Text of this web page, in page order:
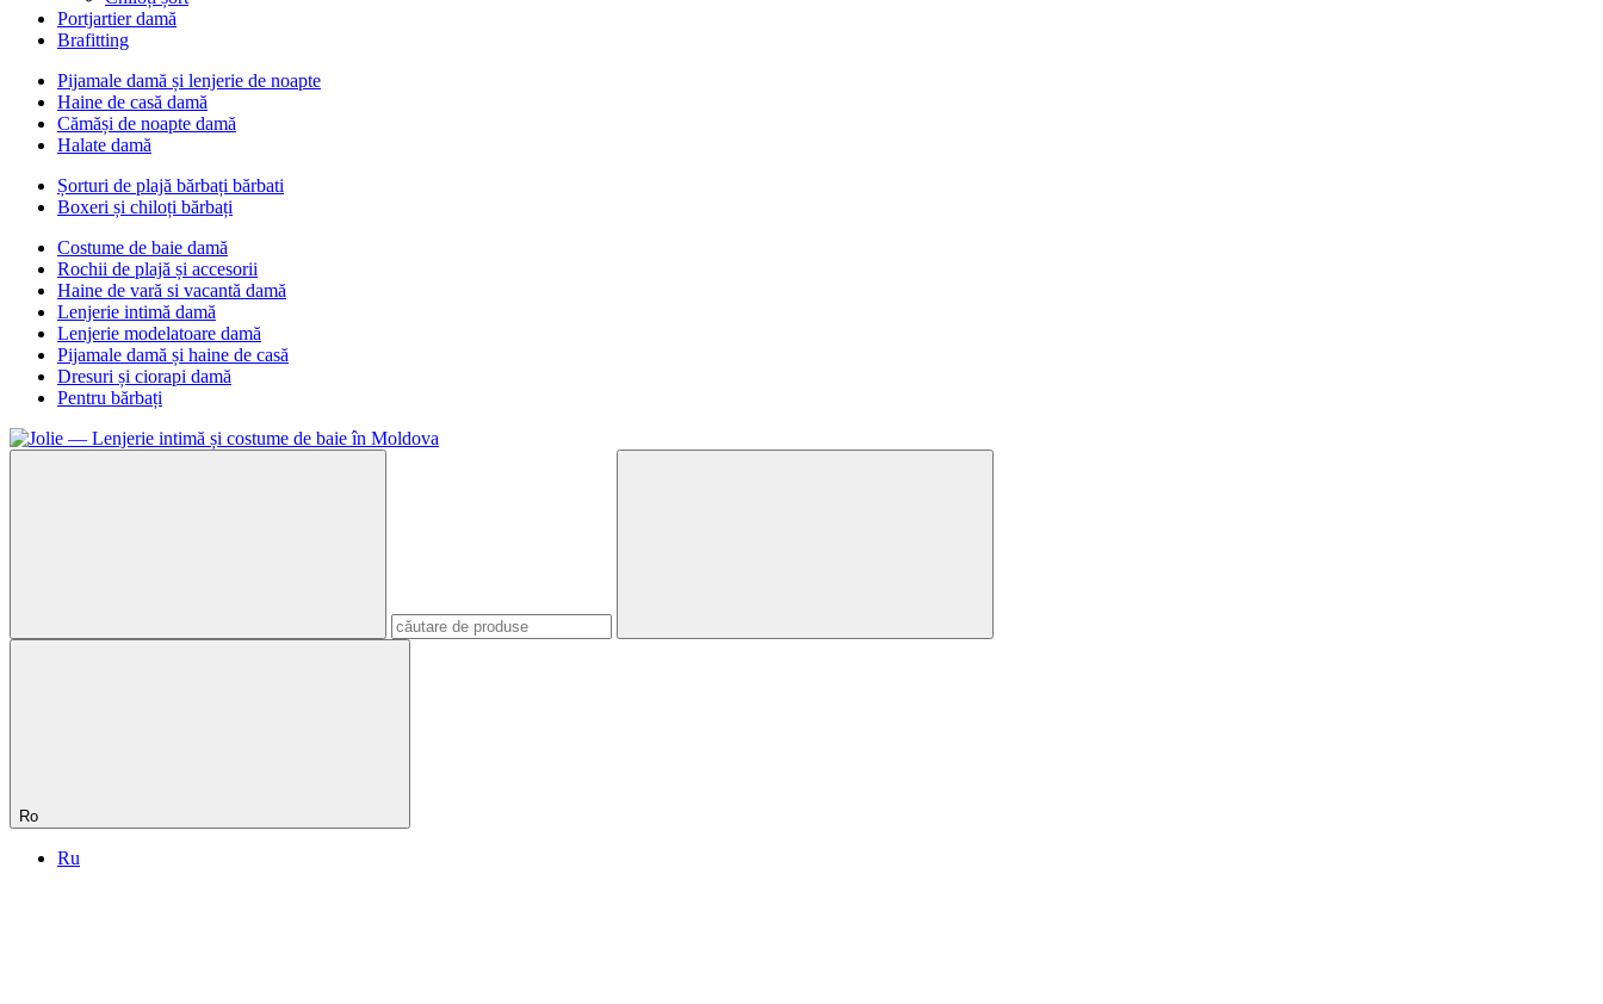
Portjartier damă
Brafitting
Pijamale damă și lenjerie de noapte
Haine de casă damă
Cămăși de noapte damă
Halate damă
Șorturi de plajă bărbați bărbati
Boxeri și chiloți bărbați
Costume de baie damă
Rochii de plajă și accesorii
Haine de vară si vacantă damă
Lenjerie intimă damă
Lenjerie modelatoare damă
Pijamale damă și haine de casă
Dresuri și ciorapi damă
Рentru bărbați
Ro
Ru